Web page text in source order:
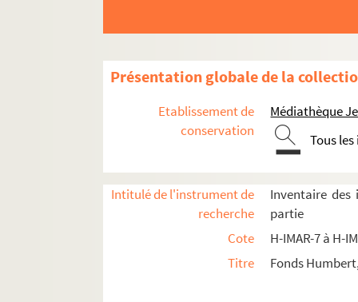
Présentation globale de la
Etablissement de
conservation
Médiathèque
Tous
Intitulé de l'instrument de
recherche
Inventaire des
partie
Cote
H-IMAR-7 à H-
Titre
Fonds
H-IMAR-8-78-178. Saint Gédéon, juge
H-IMAR-8-79-180. Saint Géréon, martyr
H-IMAR-8-80-181. Petit livret de
Saintes Geneviève
H-IMAR-8-100-256. Saint Géminien,
H-IMAR-8-100-257. Saint Gennade,
H-IMAR-8-100-258. Saint Gennade,
H-IMAR-8-101-259. Saint Gery, évêque